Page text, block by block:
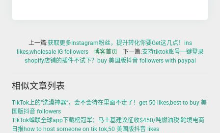
上一篇:获取更多Instagram粉丝，提升转化你要Get这几点！ins
likes,wholesale IG followers
博客首页 下一篇:支持tiktok账号一键登录
shopify店铺的插件不试下？buy 美国版抖音 followers with paypal
相似文章列表
TikTok上的“洗澡神器”，会不会待在里面不走了！get 50 likes,best to buy 美
国版抖音 followers
TikTok蝉联全球app下载榜冠军；马士基建议征收$450/吨燃油税|跨境电商
日报how to host someone on tik tok,50 美国版抖音 likes